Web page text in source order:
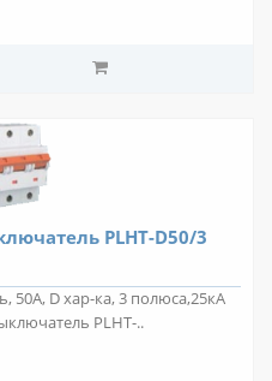
PLHT-D50/3
50А, D хар-ка, 3 полюса,25кА
PLHT-..